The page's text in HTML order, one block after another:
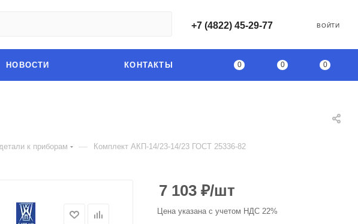
+7 (4822) 45-29-77 ВОЙТИ
0 0 0
НОВОСТИ КОНТАКТЫ
к приборам — Комплект АКП-14/23-14/23 ГОСТ 25336-82
7 103 ₽/шт
Цена указана с учетом НДС 22%